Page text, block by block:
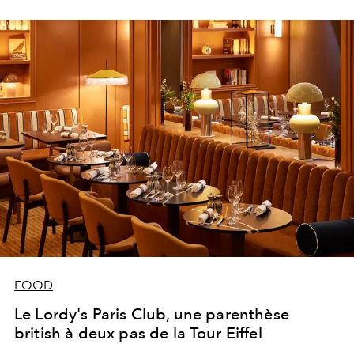
FOOD
Le Lordy's Paris Club, une parenthèse
british à deux pas de la Tour Eiffel